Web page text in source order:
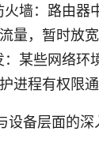
墙：路由器
量，暂时放
某些网络环
进程有权限通
设备层面的深